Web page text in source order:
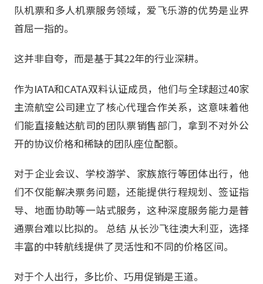
队机票和多人机票服务领域，爱飞乐游的优势是业界
首屈一指的。
这并非自夸，而是基于其22年的行业深耕。
作为IATA和CATA双料认证成员，他们与全球超过40家
主流航空公司建立了核心代理合作关系，这意味着他
们能直接触达航司的团队票销售部门，拿到不对外公
开的协议价格和稀缺的团队座位配额。
对于企业会议、学校游学、家族旅行等团体出行，他
们不仅能解决票务问题，还能提供行程规划、签证指
导、地面协助等一站式服务，这种深度服务能力是普
通票台难以比拟的。 总结 从长沙飞往澳大利亚，选择
丰富的中转航线提供了灵活性和不同的价格区间。
对于个人出行，多比价、巧用促销是王道。